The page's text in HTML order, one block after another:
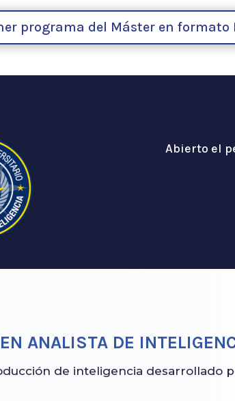
programa del Máster en formato
Abierto el
ANALISTA DE
de inteligencia desarrollado